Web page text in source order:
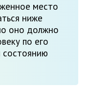
место
ниже
оно должно
по его
состоянию